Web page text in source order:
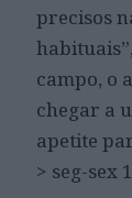
precisos
campo, o
chegar a
apetite
> seg-sex